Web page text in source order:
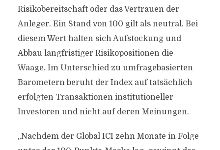
Risikobereitschaft oder das Vertrauen der
Anleger. Ein Stand von 100 gilt als neutral. Bei
diesem Wert halten sich Aufstockung und
Abbau langfristiger Risikopositionen die
Waage. Im Unterschied zu umfragebasierten
Barometern beruht der Index auf tatsächlich
erfolgten Transaktionen institutioneller
Investoren und nicht auf deren Meinungen.
„Nachdem der Global ICI zehn Monate in Folge